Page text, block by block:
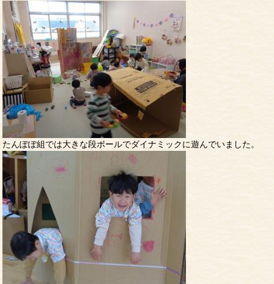
たんぽぽ組では大きな段ボールでダイナミックに遊んでいました。